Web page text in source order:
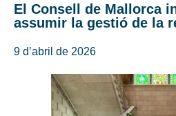
El Consell de Mallorca
assumir la gestió de la
9 d’abril de 2026